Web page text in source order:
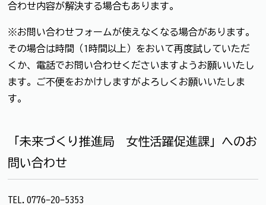
合わせ内容が解決する場合もあります。
※お問い合わせフォームが使えなくなる場合があります。
その場合は時間（1時間以上）をおいて再度試していただ
くか、電話でお問い合わせくださいますようお願いいたし
ます。ご不便をおかけしますがよろしくお願いいたしま
す。
「未来づくり推進局 女性活躍促進課」へのお
問い合わせ
TEL.0776-20-5353